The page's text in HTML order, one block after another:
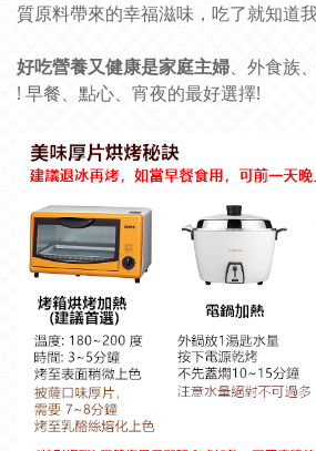
質原料帶來的幸福滋味，吃了就知道
好吃營養又健康是家庭主婦、外食族
! 早餐、點心、宵夜的最好選擇!